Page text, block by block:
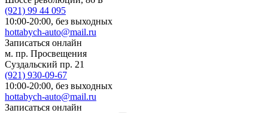
(921) 99 44 095
10:00-20:00, без выходных
hottabych-auto@mail.ru
Записаться онлайн
м. пр. Просвещения
Суздальский пр. 21
(921) 930-09-67
10:00-20:00, без выходных
hottabych-auto@mail.ru
Записаться онлайн